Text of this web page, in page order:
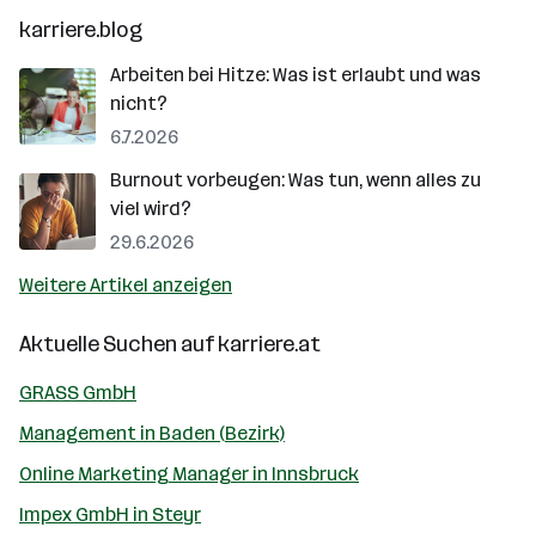
karriere.blog
Arbeiten bei Hitze: Was ist erlaubt und was
nicht?
6.7.2026
Burnout vorbeugen: Was tun, wenn alles zu
viel wird?
29.6.2026
Weitere Artikel anzeigen
Aktuelle Suchen aufkarriere.at
GRASS GmbH
Management in Baden (Bezirk)
Online Marketing Manager in Innsbruck
Impex GmbH in Steyr